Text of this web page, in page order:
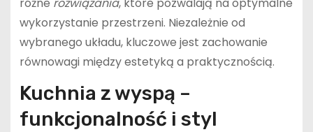
wykorzystanie przestrzeni. Niezależnie od
wybranego układu, kluczowe jest zachowanie
równowagi między estetyką a praktycznością.
Kuchnia z wyspą –
funkcjonalność i styl